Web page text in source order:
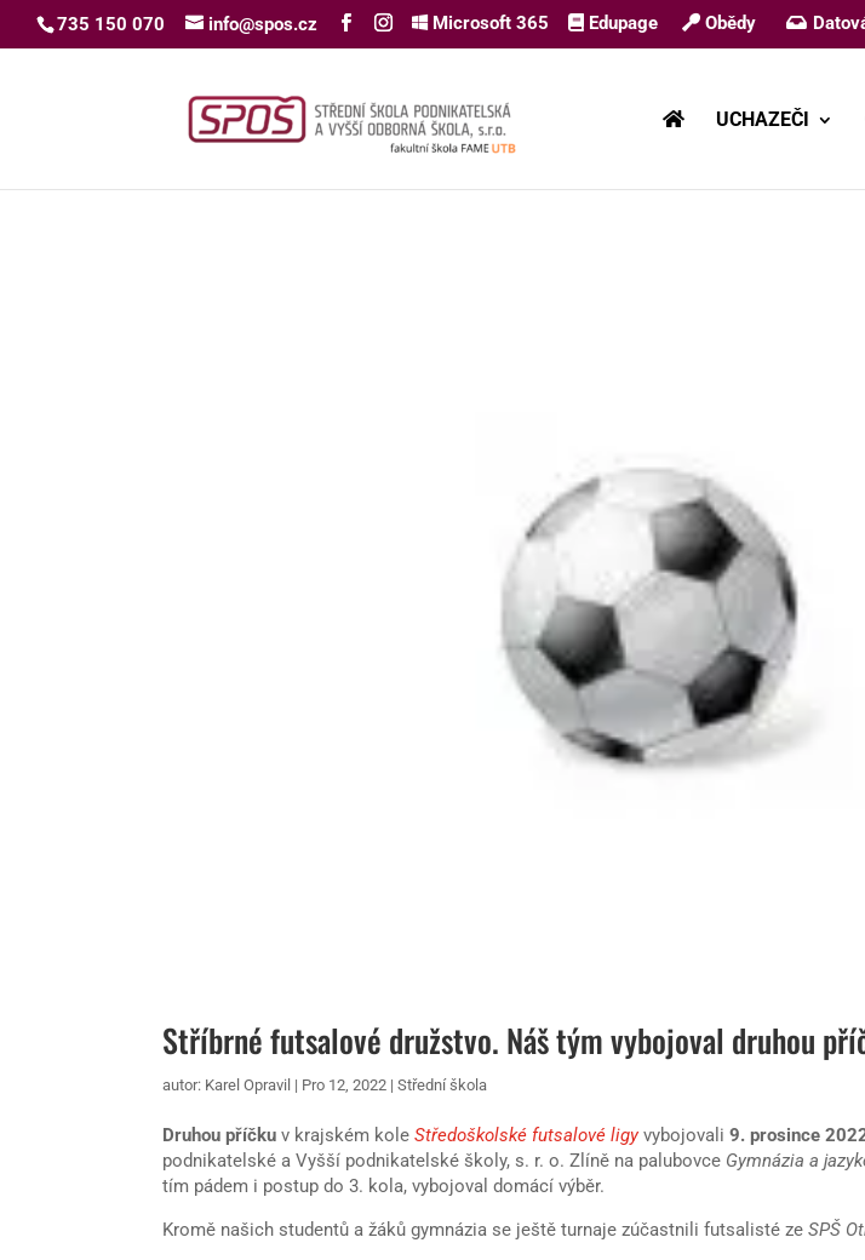
735 150 070 info@spos.cz Microsoft 365 Edupage Obědy
UCHAZEČI
Stříbrné futsalové družstvo. Náš tým vybojoval druhou
autor: Karel Opravil | Pro 12, 2022 |Střední škola
Druhou příčku v krajském koleStředoškolské futsalové ligyvybojovali9. prosince
podnikatelské a Vyšší podnikatelské školy, s. r. o. Zlíně na palubovce Gymnázia a
tím pádem i postup do 3. kola, vybojoval domácí výběr.
Kromě našich studentů a žáků gymnázia se ještě turnaje zúčastnili futsalisté zeSPŠ